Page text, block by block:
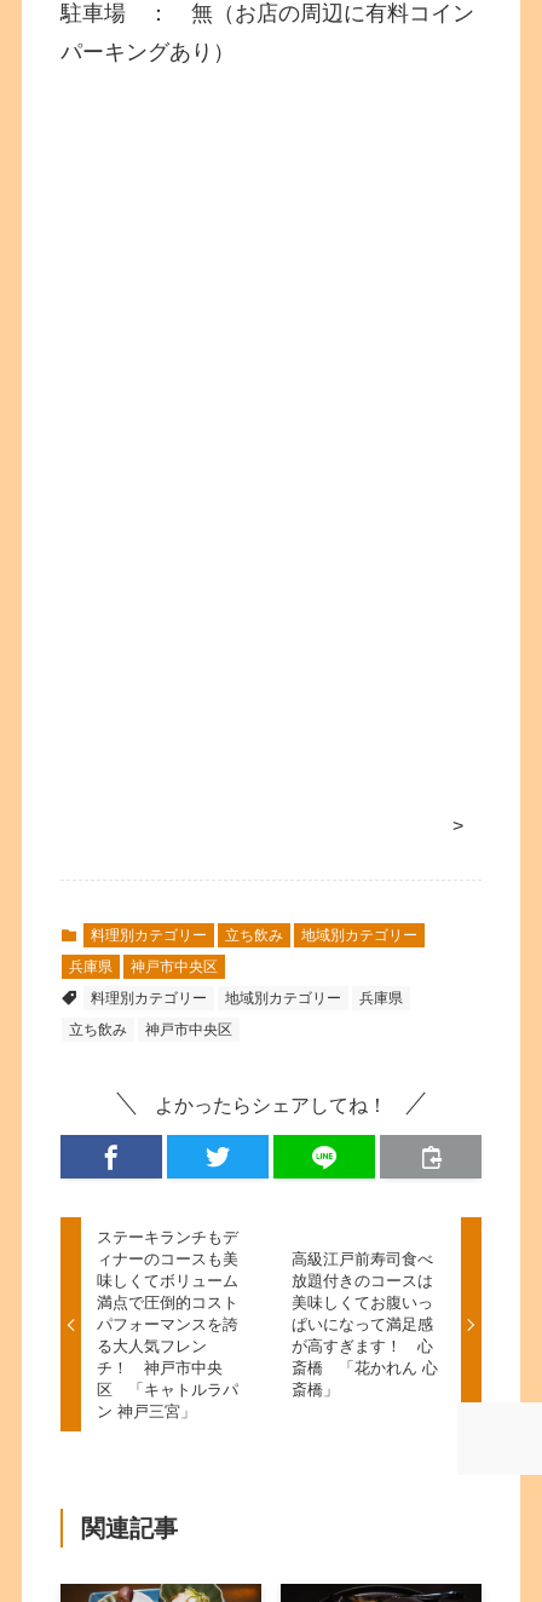
駐車場 ： 無（お店の周辺に有料コイン
パーキングあり）
>
料理別カテゴリー 立ち飲み
地域別カテゴリー
兵庫県
神戸市中央区
料理別カテゴリー
地域別カテゴリー
兵庫県
立ち飲み
神戸市中央区
よかったらシェアしてね！
ステーキランチもデ
ィナーのコースも美
味しくてボリューム
満点で圧倒的コスト
パフォーマンスを誇
る大人気フレン
チ！ 神戸市中央
区 「キャトルラパ
ン 神戸三宮」
高級江戸前寿司食べ
放題付きのコースは
美味しくてお腹いっ
ぱいになって満足感
が高すぎます！ 心
斎橋 「花かれん 心
斎橋」
関連記事